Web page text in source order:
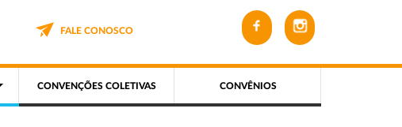
FALE CONOSCO
CONVENÇÕES COLETIVAS CONVÊNIOS